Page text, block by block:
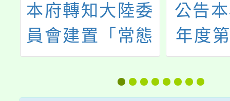
本府轉知大陸委
員會建置「常態
化制度化查核軍
公教人員不得在
公告
年度
10次
支援